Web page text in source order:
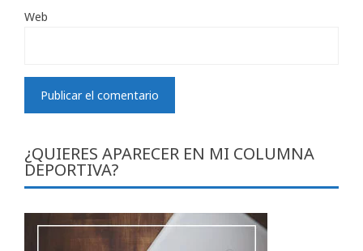
Web
¿QUIERES APARECER EN MI COLUMNA
DEPORTIVA?